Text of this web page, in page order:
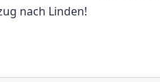
nach Linden!